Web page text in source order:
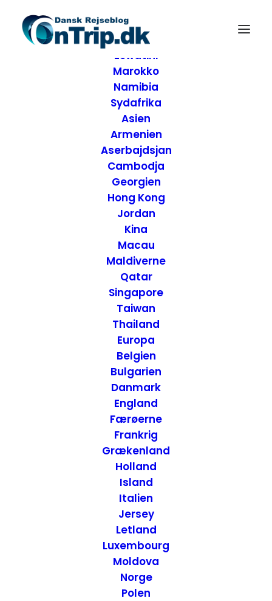
Destinationer
Afrika
Eswatini
Marokko
Namibia
Sydafrika
Asien
Armenien
Aserbajdsjan
Cambodja
Georgien
Hong Kong
Jordan
Kina
Macau
Maldiverne
Qatar
Singapore
Taiwan
Thailand
Europa
Belgien
Bulgarien
Danmark
England
Færøerne
Frankrig
Grækenland
Holland
Island
Italien
Jersey
Letland
Luxembourg
Moldova
Norge
Polen
England